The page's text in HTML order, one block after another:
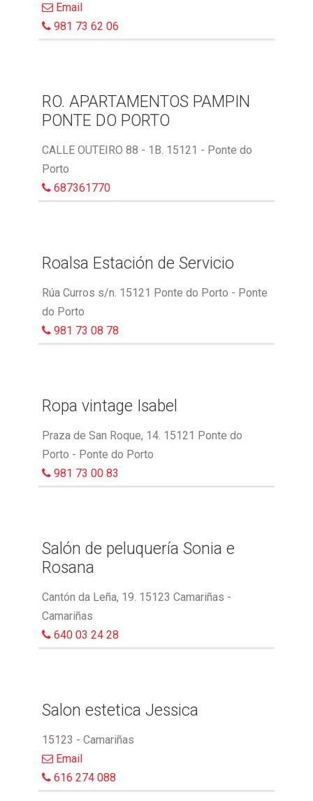
Email
981 73 62 06
RO. APARTAMENTOS PAMPIN
PONTE DO PORTO
CALLE OUTEIRO 88 - 1B. 15121 - Ponte do
Porto
687361770
Roalsa Estación de Servicio
Rúa Curros s/n. 15121 Ponte do Porto - Ponte
do Porto
981 73 08 78
Ropa vintage Isabel
Praza de San Roque, 14. 15121 Ponte do
Porto - Ponte do Porto
981 73 00 83
Salón de peluquería Sonia e
Rosana
Cantón da Leña, 19. 15123 Camariñas -
Camariñas
640 03 24 28
Salon estetica Jessica
15123 - Camariñas
Email
616 274 088